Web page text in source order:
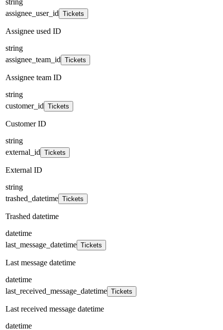
assignee_user_id Tickets
Assignee used ID
string
assignee_team_id Tickets
Assignee team ID
string
customer_id Tickets
Customer ID
string
external_id Tickets
External ID
string
trashed_datetime Tickets
Trashed datetime
datetime
last_message_datetime Tickets
Last message datetime
datetime
last_received_message_datetime Tickets
Last received message datetime
datetime